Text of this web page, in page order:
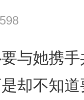
与她携
却不知